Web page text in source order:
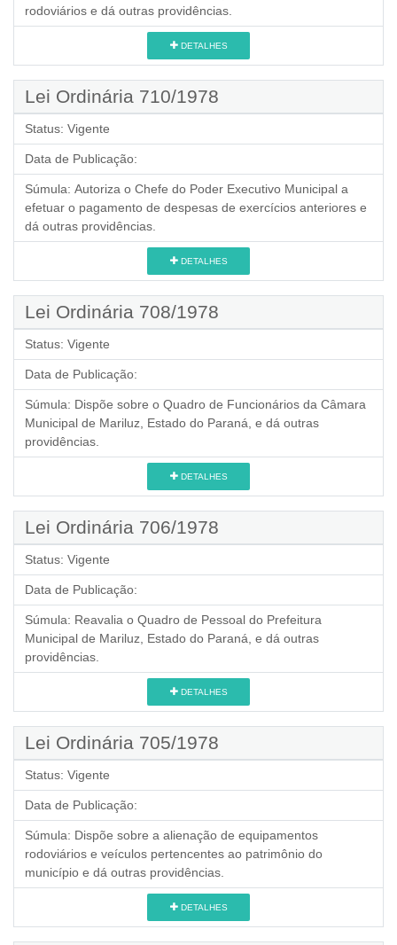
rodoviários e dá outras providências.
DETALHES
Lei Ordinária 710/1978
Status: Vigente
Data de Publicação:
Súmula: Autoriza o Chefe do Poder Executivo Municipal a
efetuar o pagamento de despesas de exercícios anteriores e
dá outras providências.
DETALHES
Lei Ordinária 708/1978
Status: Vigente
Data de Publicação:
Súmula: Dispõe sobre o Quadro de Funcionários da Câmara
Municipal de Mariluz, Estado do Paraná, e dá outras
providências.
DETALHES
Lei Ordinária 706/1978
Status: Vigente
Data de Publicação:
Súmula: Reavalia o Quadro de Pessoal do Prefeitura
Municipal de Mariluz, Estado do Paraná, e dá outras
providências.
DETALHES
Lei Ordinária 705/1978
Status: Vigente
Data de Publicação:
Súmula: Dispõe sobre a alienação de equipamentos
rodoviários e veículos pertencentes ao patrimônio do
município e dá outras providências.
DETALHES